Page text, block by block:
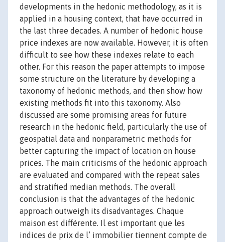
developments in the hedonic methodology, as it is
applied in a housing context, that have occurred in
the last three decades. A number of hedonic house
price indexes are now available. However, it is often
difficult to see how these indexes relate to each
other. For this reason the paper attempts to impose
some structure on the literature by developing a
taxonomy of hedonic methods, and then show how
existing methods fit into this taxonomy. Also
discussed are some promising areas for future
research in the hedonic field, particularly the use of
geospatial data and nonparametric methods for
better capturing the impact of location on house
prices. The main criticisms of the hedonic approach
are evaluated and compared with the repeat sales
and stratified median methods. The overall
conclusion is that the advantages of the hedonic
approach outweigh its disadvantages. Chaque
maison est différente. Il est important que les
indices de prix de l’ immobilier tiennent compte de